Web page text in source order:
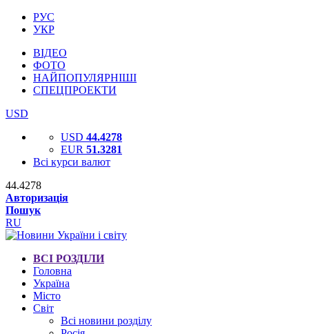
РУС
УКР
ВІДЕО
ФОТО
НАЙПОПУЛЯРНІШІ
СПЕЦПРОЕКТИ
USD
USD 44.4278
EUR 51.3281
Всі курси валют
44.4278
Авторизація
Пошук
RU
ВСІ РОЗДІЛИ
Головна
Україна
Місто
Світ
Всі новини розділу